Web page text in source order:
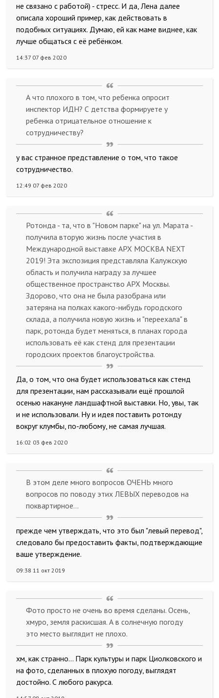
не связано с работой) - стресс. И да, Лена далее
описала хороший пример, как действовать в
подобных ситуациях. Думаю, ей как маме виднее, как
лучше общаться с её ребёнком.
14:37 07 фев 2020
А что плохого в том, что ребенка опросит
инспектор ИДН? С детства формируете у
ребенка отрицательное отношение к
сотрудничеству?
у вас странное представление о том, что такое
сотрудничество.
12:49 07 фев 2020
Ротонда - та, что в "Новом парке" на ул. Марата -
получила вторую жизнь после участия в
Международной выставке АРХ МОСКВА NEXT
2019! Эта экспозиция представляла Калужскую
область и получила награду за лучшее
общественное пространство АРХ Москвы.
Здорово, что она не была разобрана или
затеряна на полках какого-нибудь городского
склада, а получила новую жизнь и "переехала" в
парк, ротонда будет меняться, в планах города
использовать её как стенд для презентации
городских проектов благоустройства.
Да, о том, что она будет использоваться как стенд
для презентации, нам рассказывали ещё прошлой
осенью накануне ландшафтной выставки. Но, увы, так
и не использовали. Ну и идея поставить ротонду
вокруг клумбы, по-любому, не самая лучшая.
16:02 03 фев 2020
В этом деле много вопросов ОЧЕНЬ много
вопросов по поводу этих ЛЕВЫХ переводов на
поквартирное...
прежде чем утверждать, что это был "левый перевод",
следовало бы предоставить факты, подтверждающие
ваше утверждение.
09:38 11 окт 2019
Фото просто не очень во время сделаны. Осень,
хмуро, земля раскисшая. А в солнечную погоду
это место выглядит не плохо.
хм, как странно... Парк культуры и парк Циолковского и
на фото, сделанных в плохую погоду, выглядят
достойно. С любого ракурса.